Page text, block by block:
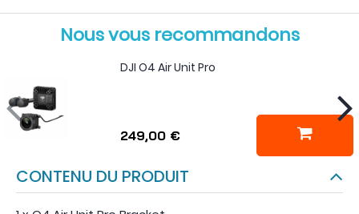
Nous vous recommandons
DJI O4 Air Unit Pro
249,00 €
CONTENU DU PRODUIT